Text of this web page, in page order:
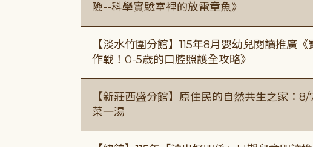
險--科學實驗室裡的放電章魚》
【淡水竹圍分館】115年8月嬰幼兒閱讀推廣
作戰！0-5歲的口腔照護全攻略》
【新莊西盛分館】原住民的自然共生之家：
菜一湯